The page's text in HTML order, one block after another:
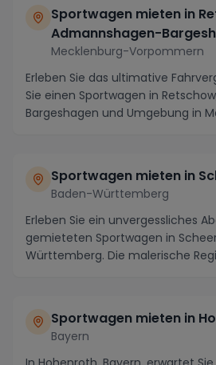
Sportwagen mieten in
Admannshagen-
Mecklenburg-Vorpommern
Erleben Sie das ultimative
Sie einen Sportwagen in
Bargeshagen und Umgebung in
Sportwagen mieten in
Baden-Württemberg
Erleben Sie ein unvergessliches
gemieteten Sportwagen in
Württemberg. Die malerische
Sportwagen mieten in
Bayern